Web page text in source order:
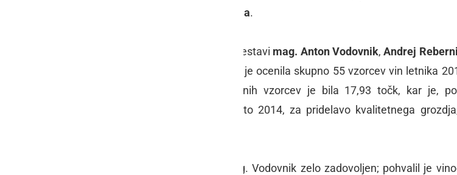
Društva vinogradnikov Mala Nedelja.
Strokovna ocenjevalna komisija v sestavi mag. Anton Vodovnik,Andrej
, je ocenila skupno 55 vzorcev vin letnika
letnikov. Povprečna ocena ocenjenih vzorcev je bila 17,93 točk, kar je,
predhodnega letnika, saj je bilo leto 2014, za pridelavo kvalitetnega
Z doseženo kvaltieto vin je bil mag. Vodovnik zelo zadovoljen; pohvalil je